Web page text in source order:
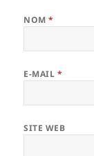
NOM*
E-MAIL *
SITE WEB